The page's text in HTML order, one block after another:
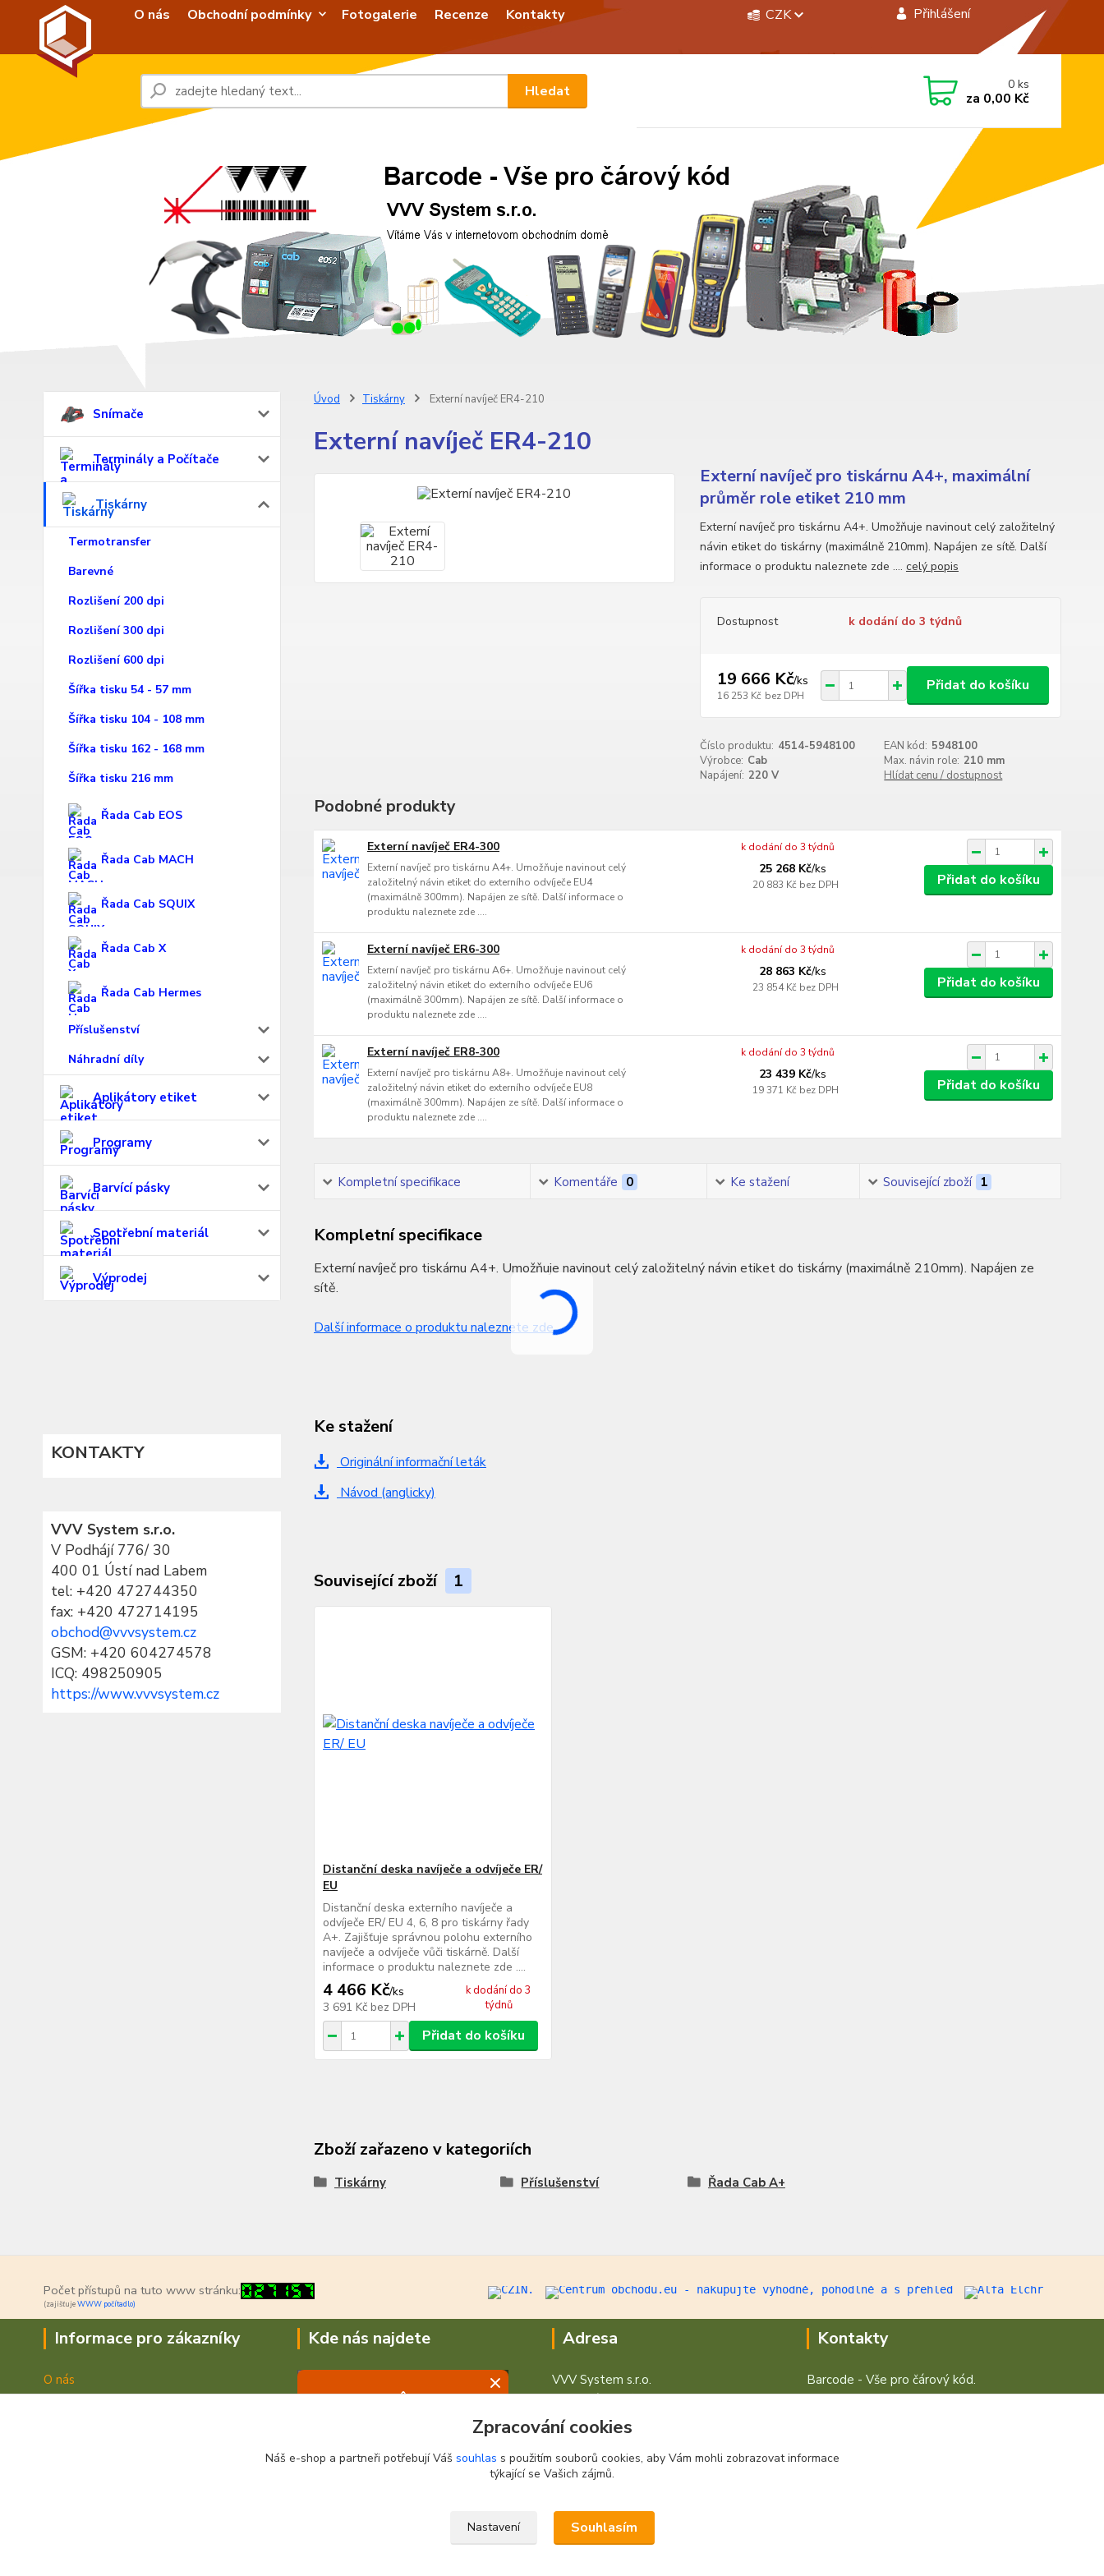
O nás Obchodní podmínky Fotogalerie Recenze Kontakty CZK Přihlášení
Hledat 0ks
za 0,00 Kč
Snímače
Terminály a Počítače
Tiskárny
Termotransfer
Barevné
Rozlišení 200 dpi
Rozlišení 300 dpi
Rozlišení 600 dpi
Šířka tisku 54 - 57 mm
Šířka tisku 104 - 108 mm
Šířka tisku 162 - 168 mm
Šířka tisku 216 mm
Řada Cab EOS
Řada Cab MACH
Řada Cab SQUIX
Řada Cab X
Řada Cab Hermes
Příslušenství
Náhradní díly
Aplikátory etiket
Programy
Barvící pásky
Spotřební materiál
Výprodej
KONTAKTY
VVV System s.r.o.
V Podhájí 776/ 30
400 01 Ústí nad Labem
tel: +420 472744350
fax: +420 472714195
obchod@vvvsystem.cz
GSM: +420 604274578
ICQ: 498250905
https://www.vvvsystem.cz
Úvod Tiskárny Externí navíječ ER4-210
Externí navíječ ER4-210
Externí navíječ pro tiskárnu A4+, maximální
průměr role etiket 210 mm
Externí navíječ pro tiskárnu A4+. Umožňuje navinout celý založitelný
návin etiket do tiskárny (maximálně 210mm). Napájen ze sítě. Další
informace o produktu naleznete zde .... celý popis
Dostupnost k dodání do 3 týdnů
19 666 Kč/ks
16 253 Kč bez DPH
Přidat do košíku
Číslo produktu: 4514-5948100 EAN kód: 5948100
Výrobce: Cab Max. návin role: 210 mm
Napájení: 220 V Hlídat cenu / dostupnost
Podobné produkty
Externí navíječ ER4-300
Externí navíječ pro tiskárnu A4+. Umožňuje navinout celý
založitelný návin etiket do externího odvíječe EU4
(maximálně 300mm). Napájen ze sítě. Další informace o
produktu naleznete zde ....
25 268 Kč/ks
20 883 Kč bez DPH
k dodání do 3 týdnů
Přidat do košíku
Externí navíječ ER6-300
Externí navíječ pro tiskárnu A6+. Umožňuje navinout celý
založitelný návin etiket do externího odvíječe EU6
(maximálně 300mm). Napájen ze sítě. Další informace o
produktu naleznete zde ....
28 863 Kč/ks
23 854 Kč bez DPH
k dodání do 3 týdnů
Přidat do košíku
Externí navíječ ER8-300
Externí navíječ pro tiskárnu A8+. Umožňuje navinout celý
založitelný návin etiket do externího odvíječe EU8
(maximálně 300mm). Napájen ze sítě. Další informace o
produktu naleznete zde ....
23 439 Kč/ks
19 371 Kč bez DPH
k dodání do 3 týdnů
Přidat do košíku
Kompletní specifikace Komentáře 0 Ke stažení Související zboží 1
Kompletní specifikace
Externí navíječ pro tiskárnu A4+. Umožňuje navinout celý založitelný návin etiket do tiskárny (maximálně 210mm). Napájen ze
sítě.
Další informace o produktu naleznete zde ....
Ke stažení
Originální informační leták
Návod (anglicky)
Související zboží 1
Distanční deska navíječe a odvíječe ER/
EU
Distanční deska externího navíječe a
odvíječe ER/ EU 4, 6, 8 pro tiskárny řady
A+. Zajišťuje správnou polohu externího
navíječe a odvíječe vůči tiskárně. Další
informace o produktu naleznete zde ....
4 466 Kč/ks
3 691 Kč bez DPH
k dodání do 3
týdnů
Přidat do košíku
Zboží zařazeno v kategoriích
Tiskárny Příslušenství Řada Cab A+
Počet přístupů na tuto www stránku:
(zajišťujeWWW počítadlo)
Informace pro zákazníky
O nás
Jak nakupovat
Kde nás najdete Adresa
VVV System s.r.o.
V Podhájí 776/ 30
400 01 Ústí nad Labem
Kontakty
Barcode - Vše pro čárový kód.
Zpracování cookies
Náš e-shop a partneři potřebují Váš souhlas s použitím souborů cookies, aby Vám mohli zobrazovat informace
týkající se Vašich zájmů.
Nastavení Souhlasím